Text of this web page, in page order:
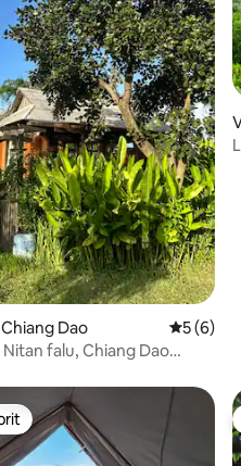
vélemény
Dao Átlagos
5 (6)
falu, Chiang Dao